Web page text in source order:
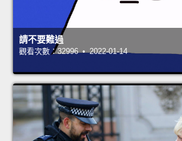
請不要難過
觀看次數：32996 • 2022-01-14